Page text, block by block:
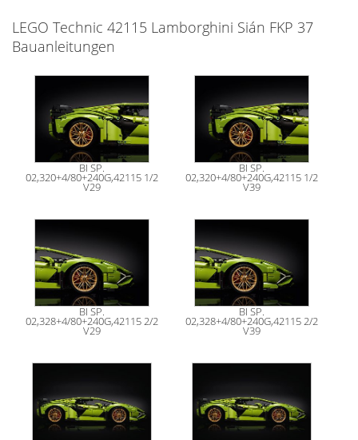
LEGO Technic 42115 Lamborghini Sián FKP 37
Bauanleitungen
BI SP.
02,320+4/80+240G,42115 1/2
V29
BI SP.
02,320+4/80+240G,42115 1/2
V39
BI SP.
02,328+4/80+240G,42115 2/2
V29
BI SP.
02,328+4/80+240G,42115 2/2
V39